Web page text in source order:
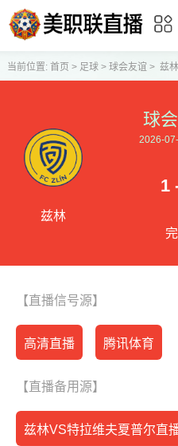
当前位置: 首页 > 足球> 球会友谊 > 兹
兹林
球
2026-
1
【直播信号源】
高清直播 腾讯体育
【直播备用源】
兹林VS特拉维夫夏普尔直